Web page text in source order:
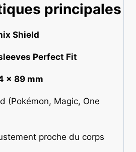
principales
Shield
Perfect Fit
× 89 mm
(Pokémon, Magic, One
proche du corps